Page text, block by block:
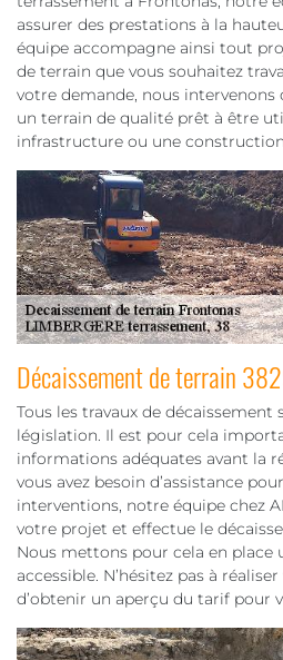
assurer des prestations à la
équipe accompagne ainsi tout
de terrain que vous souhaitez
votre demande, nous intervenons
un terrain de qualité prêt à être
infrastructure ou une
Décaissement de terrain
Tous les travaux de décaissement
législation. Il est pour cela
informations adéquates avant la
vous avez besoin d’assistance
interventions, notre équipe chez
votre projet et effectue le
Nous mettons pour cela en place
accessible. N’hésitez pas à
d’obtenir un aperçu du tarif pour